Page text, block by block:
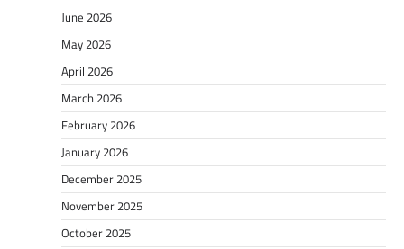
June 2026
May 2026
April 2026
March 2026
February 2026
January 2026
December 2025
November 2025
October 2025